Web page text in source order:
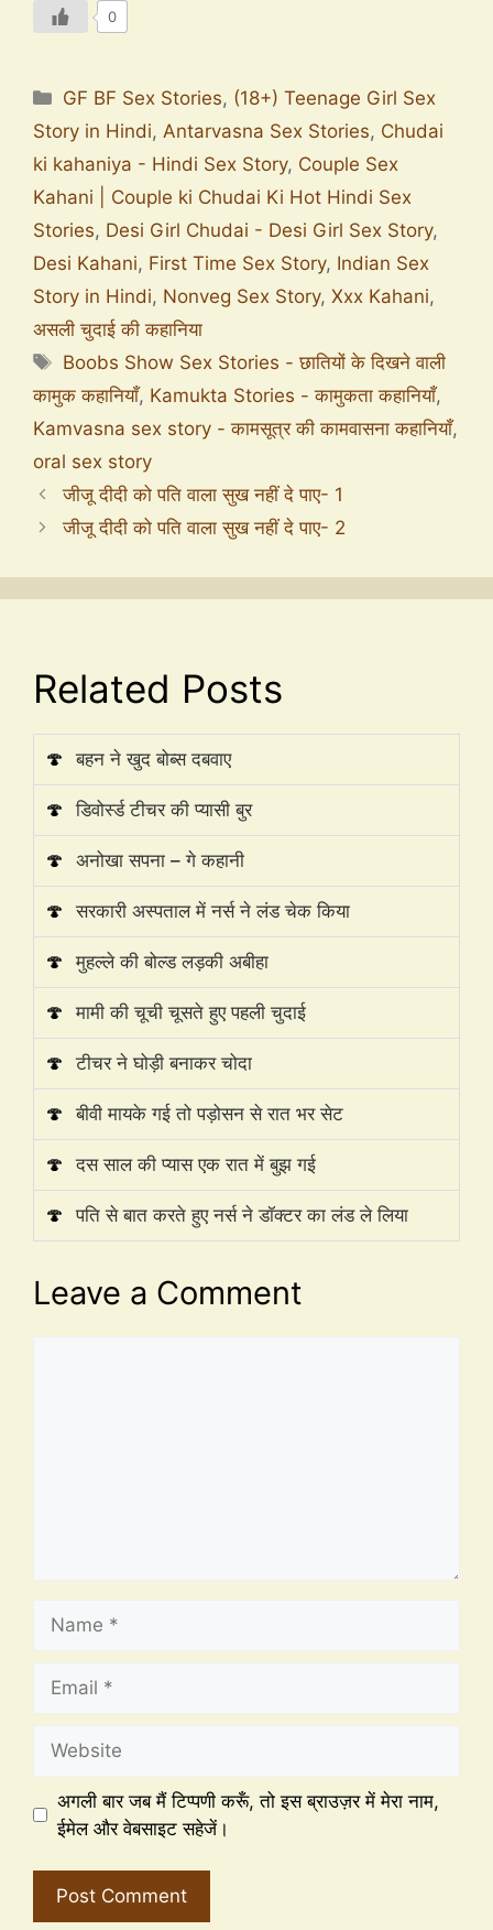
0
GF BF Sex Stories, (18+) Teenage Girl Sex
Story in Hindi, Antarvasna Sex Stories, Chudai
ki kahaniya - Hindi Sex Story, Couple Sex
Kahani | Couple ki Chudai Ki Hot Hindi Sex
Stories, Desi Girl Chudai - Desi Girl Sex Story,
Desi Kahani, First Time Sex Story, Indian Sex
Story in Hindi, Nonveg Sex Story, Xxx Kahani,
असली चुदाई की कहानिया
Boobs Show Sex Stories - छातियों के दिखने वाली
कामुक कहानियाँ, Kamukta Stories - कामुकता कहानियाँ,
Kamvasna sex story - कामसूत्र की कामवासना कहानियाँ,
oral sex story
जीजू दीदी को पति वाला सुख नहीं दे पाए- 1
जीजू दीदी को पति वाला सुख नहीं दे पाए- 2
Related Posts
🍄 बहन ने खुद बोब्स दबवाए
🍄 डिवोर्स्ड टीचर की प्यासी बुर
🍄 अनोखा सपना – गे कहानी
🍄 सरकारी अस्पताल में नर्स ने लंड चेक किया
🍄 मुहल्ले की बोल्ड लड़की अबीहा
🍄 मामी की चूची चूसते हुए पहली चुदाई
🍄 टीचर ने घोड़ी बनाकर चोदा
🍄 बीवी मायके गई तो पड़ोसन से रात भर सेट
🍄 दस साल की प्यास एक रात में बुझ गई
🍄 पति से बात करते हुए नर्स ने डॉक्टर का लंड ले लिया
Leave a Comment
अगली बार जब मैं टिप्पणी करूँ, तो इस ब्राउज़र में मेरा नाम,
ईमेल और वेबसाइट सहेजें।